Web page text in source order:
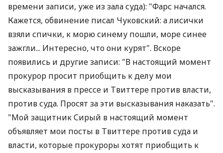
времени записи, уже из зала суда): "Фарс начался.
Кажется, обвинение писал Чуковский: а лисички
взяли спички, к морю синему пошли, море синее
зажгли... Интересно, что они курят". Вскоре
появились и другие записи: "В настоящий момент
прокурор просит приобщить к делу мои
высказывания в прессе и Твиттере против власти,
против суда. Просят за эти высказывания наказать".
"Мой защитник Сирый в настоящий момент
объявляет мои посты в Твиттере против суда и
власти, которые прокуроры хотят приобщить к